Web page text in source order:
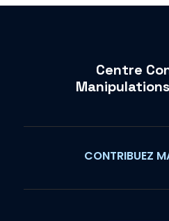
Centre
CONTRIBUEZ